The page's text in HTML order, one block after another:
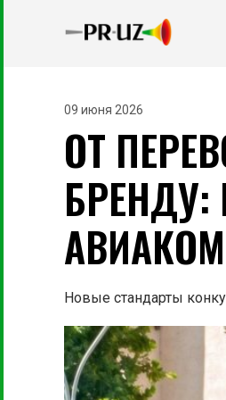
09 июня 2026
ОТ
БРЕНДУ:
Новые стандарты